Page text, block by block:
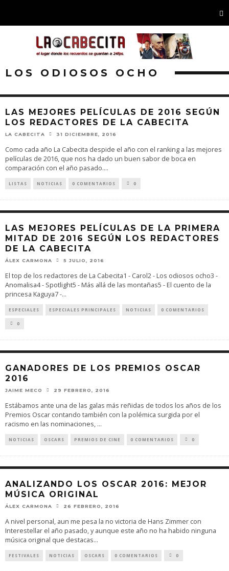
LOS ODIOSOS OCHO
LAS MEJORES PELÍCULAS DE 2016 SEGÚN
LOS REDACTORES DE LA CABECITA
LA CABECITA 31 DICIEMBRE, 2016
Como cada año La Cabecita despide el año con el ranking a las mejores
películas de 2016, que nos ha dado un buen sabor de boca en
comparación con el año pasado....
LISTAS NOTICIAS 0 COMENTARIOS 0
LAS MEJORES PELÍCULAS DE LA PRIMERA
MITAD DE 2016 SEGÚN LOS REDACTORES
DE LA CABECITA
ÁLEX CARMONA 5 JULIO, 2016
El top de los redactores de La Cabecita1 - Carol2 - Los odiosos ocho3 -
Anomalisa4 - Spotlight5 - Más allá de las montañas5 - El cuento de la
princesa Kaguya7 -...
ESPECIALES ESPECIALES PRINCIPALES NOTICIAS 0 COMENTARIOS
0
GANADORES DE LOS PREMIOS OSCAR
2016
JAIME MECO 29 FEBRERO, 2016
Estábamos ante una de las galas más reñidas de todos los años de los
Premios Oscar contando también con la polémica surgida por el
racismo en las nominaciones, ...
NOTICIAS OSCARS PREMIOS DE CINE 0 COMENTARIOS 0
ANALIZANDO LOS OSCAR 2016: MEJOR
MÚSICA ORIGINAL
ÁLEX CARMONA 26 FEBRERO, 2016
A nivel personal, aun me pesa la no victoria de Hans Zimmer con
Interestellar el año pasado, y aunque este año no ha habido ninguna
música original que destacas...
FESTIVALES NOTICIAS OSCARS 0 COMENTARIOS 0